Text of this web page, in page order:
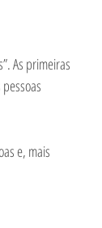
As primeiras
e, mais